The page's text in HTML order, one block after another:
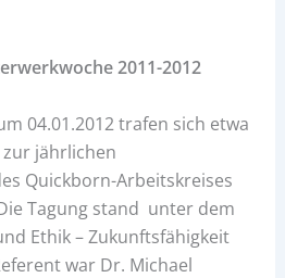
2011-2012
04.01.2012 trafen sich etwa
jährlichen
Quickborn-Arbeitskreises
Tagung stand unter dem
Ethik – Zukunftsfähigkeit
war Dr. Michael